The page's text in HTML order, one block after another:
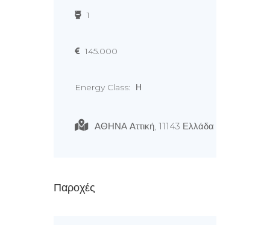
1
145.000
Energy Class: Η
ΑΘΗΝΑ Αττική, 11143 Ελλάδα
Παροχές